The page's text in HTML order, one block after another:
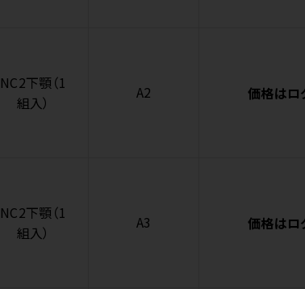
NC2下顎（1
組入）
A2 価格はロ
NC2下顎（1
組入）
A3 価格はロ